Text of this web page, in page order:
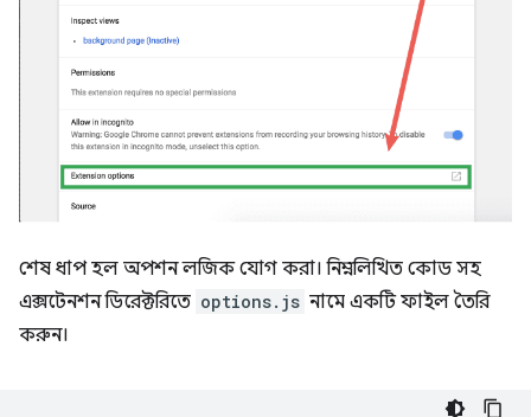
শেষ ধাপ হল অপশন লজিক যোগ করা। নিম্নলিখিত কোড সহ
এক্সটেনশন ডিরেক্টরিতে options.js নামে একটি ফাইল তৈরি
করুন।